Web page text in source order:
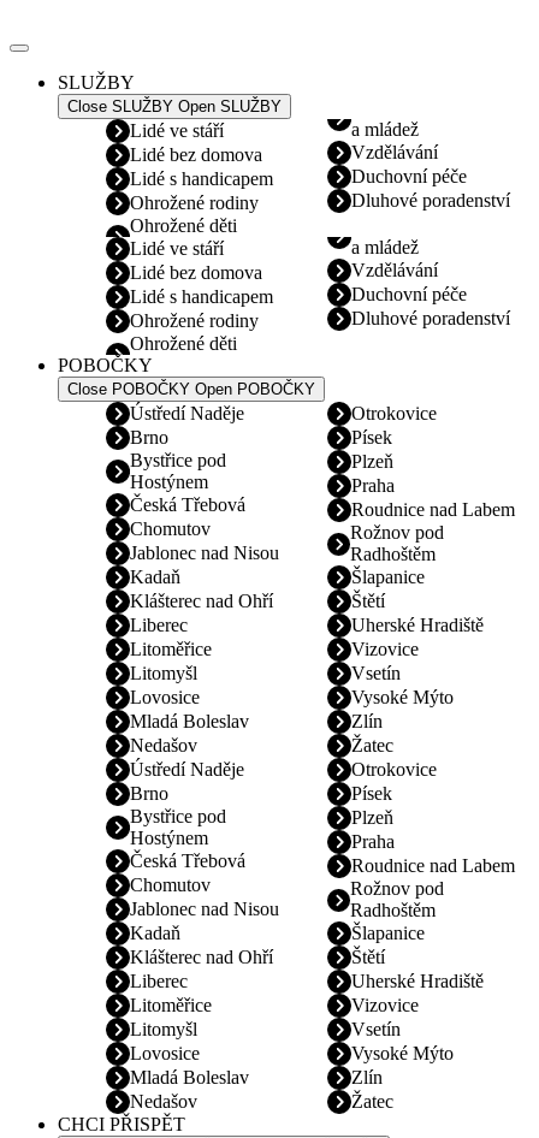
k
SLUŽBY
Close SLUŽBY Open SLUŽBY
Lidé ve stáří
Lidé bez domova
Lidé s handicapem
Ohrožené rodiny
Ohrožené děti
a mládež
Vzdělávání
Duchovní péče
Dluhové poradenství
Lidé ve stáří
Lidé bez domova
Lidé s handicapem
Ohrožené rodiny
Ohrožené děti
a mládež
Vzdělávání
Duchovní péče
Dluhové poradenství
POBOČKY
Close POBOČKY Open POBOČKY
Ústředí Naděje
Brno
Bystřice pod
Hostýnem
Česká Třebová
Chomutov
Jablonec nad Nisou
Kadaň
Klášterec nad Ohří
Liberec
Litoměřice
Litomyšl
Lovosice
Mladá Boleslav
Nedašov
Otrokovice
Písek
Plzeň
Praha
Roudnice nad Labem
Rožnov pod
Radhoštěm
Šlapanice
Štětí
Uherské Hradiště
Vizovice
Vsetín
Vysoké Mýto
Zlín
Žatec
Ústředí Naděje
Brno
Bystřice pod
Hostýnem
Česká Třebová
Chomutov
Jablonec nad Nisou
Kadaň
Klášterec nad Ohří
Liberec
Litoměřice
Litomyšl
Lovosice
Mladá Boleslav
Nedašov
Otrokovice
Písek
Plzeň
Praha
Roudnice nad Labem
Rožnov pod
Radhoštěm
Šlapanice
Štětí
Uherské Hradiště
Vizovice
Vsetín
Vysoké Mýto
Zlín
Žatec
CHCI PŘISPĚT